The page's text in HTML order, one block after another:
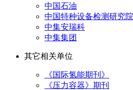
中国石油
中国特种设备检测研究院
中集安瑞科
中集集团
其它相关单位
《国际氢能期刊》
《压力容器》期刊